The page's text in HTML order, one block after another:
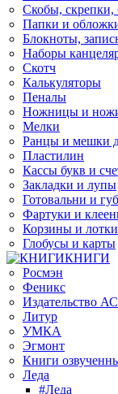
Скобы, скрепки,
Папки и
Блокноты,
Наборы
Скотч
Калькуляторы
Пеналы
Ножницы и
Мелки
Ранцы и мешки
Пластилин
Кассы букв и
Закладки и лупы
Готовальни и
Фартуки и
Корзины и
Глобусы и карты
КНИГИ
Росмэн
Феникс
Издательство
Литур
УМКА
Эгмонт
Книги
Леда
#Леда